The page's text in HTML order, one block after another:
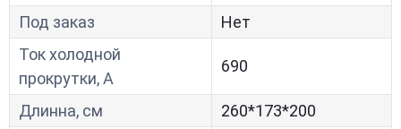
Под заказ
Нет
Ток холодной
прокрутки, A
690
Длинна, см
260*173*200